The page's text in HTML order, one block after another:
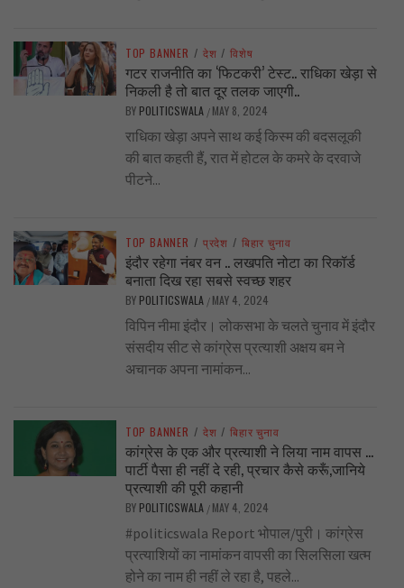
TOP BANNER / देश / विशेष
गटर राजनीति का ‘फिटकरी’ टेस्ट.. राधिका खेड़ा से
निकली है तो बात दूर तलक जाएगी..
BY POLITICSWALA / MAY 8, 2024
राधिका खेड़ा अपने साथ कई किस्म की बदसलूकी
की बात कहती हैं, रात में होटल के कमरे के दरवाजे
पीटने...
TOP BANNER / प्रदेश / बिहार चुनाव
इंदौर रहेगा नंबर वन .. लखपति नोटा का रिकॉर्ड
बनाता दिख रहा सबसे स्वच्छ शहर
BY POLITICSWALA / MAY 4, 2024
विपिन नीमा इंदौर। लोकसभा के चलते चुनाव में इंदौर
संसदीय सीट से कांग्रेस प्रत्याशी अक्षय बम ने
अचानक अपना नामांकन...
TOP BANNER / देश / बिहार चुनाव
कांग्रेस के एक और प्रत्याशी ने लिया नाम वापस …
पार्टी पैसा ही नहीं दे रही, प्रचार कैसे करूँ,जानिये
प्रत्याशी की पूरी कहानी
BY POLITICSWALA / MAY 4, 2024
#politicswala Report भोपाल/पुरी। कांग्रेस
प्रत्याशियों का नामांकन वापसी का सिलसिला खत्म
होने का नाम ही नहीं ले रहा है, पहले...